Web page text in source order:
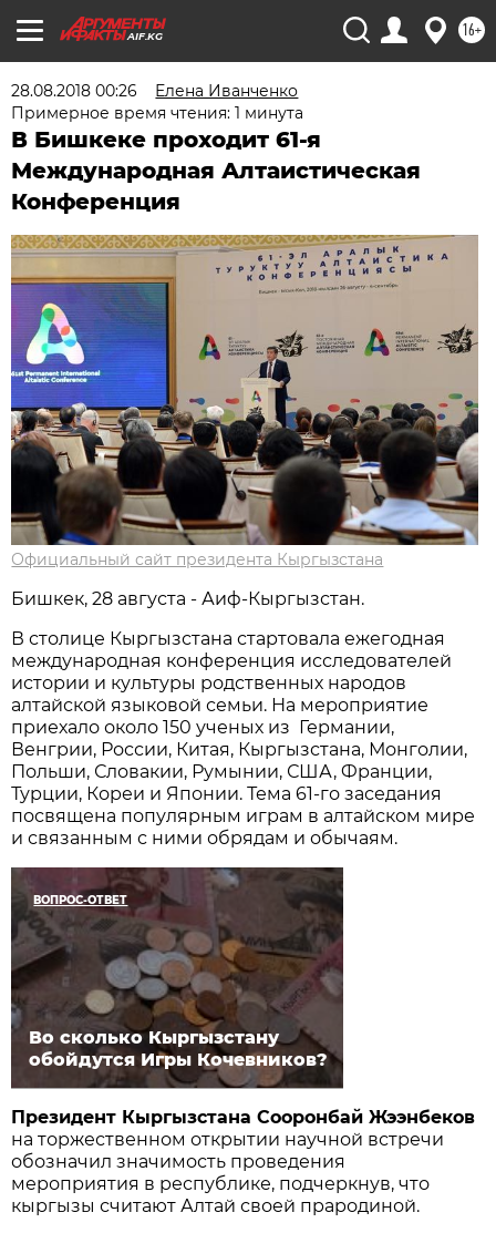
AIF.KG 16+
28.08.2018 00:26
Елена Иванченко
Примерное время чтения: 1 минута
В Бишкеке проходит 61-я
Международная Алтаистическая
Конференция
Официальный сайт президента Кыргызстана
Бишкек, 28 августа - Аиф-Кыргызстан.
В столице Кыргызстана стартовала ежегодная
международная конференция исследователей
истории и культуры родственных народов
алтайской языковой семьи. На мероприятие
приехало около 150 ученых из Германии,
Венгрии, России, Китая, Кыргызстана, Монголии,
Польши, Словакии, Румынии, США, Франции,
Турции, Кореи и Японии. Тема 61-го заседания
посвящена популярным играм в алтайском мире
и связанным с ними обрядам и обычаям.
ВОПРОС-ОТВЕТ
Во сколько Кыргызстану
обойдутся Игры Кочевников?
Президент Кыргызстана Сооронбай Жээнбеков
на торжественном открытии научной встречи
обозначил значимость проведения
мероприятия в республике, подчеркнув, что
кыргызы считают Алтай своей прародиной.